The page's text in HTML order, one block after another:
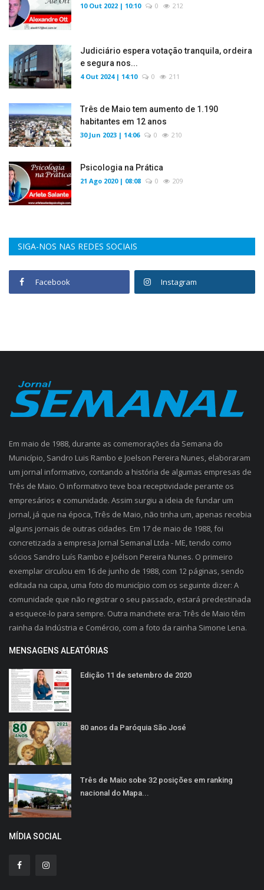
10 Out 2022 | 10:10 0 212
Judiciário espera votação tranquila, ordeira
e segura nos...
4 Out 2024 | 14:10 0 211
Três de Maio tem aumento de 1.190
habitantes em 12 anos
30 Jun 2023 | 14:06 0 210
Psicologia na Prática
21 Ago 2020 | 08:08 0 209
SIGA-NOS NAS REDES SOCIAIS
Facebook Instagram
Em maio de 1988, durante as comemorações da Semana do
Município, Sandro Luis Rambo e Joelson Pereira Nunes, elaboraram
um jornal informativo, contando a história de algumas empresas de
Três de Maio. O informativo teve boa receptividade perante os
empresários e comunidade. Assim surgiu a ideia de fundar um
jornal, já que na época, Três de Maio, não tinha um, apenas recebia
alguns jornais de outras cidades. Em 17 de maio de 1988, foi
concretizada a empresa Jornal Semanal Ltda - ME, tendo como
sócios Sandro Luís Rambo e Joélson Pereira Nunes. O primeiro
exemplar circulou em 16 de junho de 1988, com 12 páginas, sendo
editada na capa, uma foto do município com os seguinte dizer: A
comunidade que não registrar o seu passado, estará predestinada
a esquece-lo para sempre. Outra manchete era: Três de Maio têm
rainha da Indústria e Comércio, com a foto da rainha Simone Lena.
MENSAGENS ALEATÓRIAS
Edição 11 de setembro de 2020
80 anos da Paróquia São José
Três de Maio sobe 32 posições em ranking
nacional do Mapa...
MÍDIA SOCIAL